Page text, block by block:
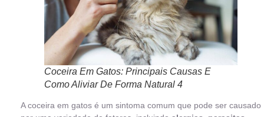
Coceira Em Gatos: Principais Causas E
Como Aliviar De Forma Natural 4
A coceira em gatos é um sintoma comum que pode ser causado